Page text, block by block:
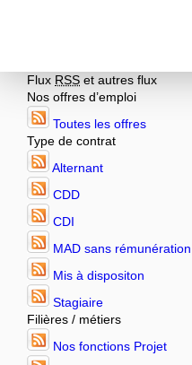
Flux RSS et autres flux
Nos offres d’emploi
Toutes les offres
Type de contrat
Alternant
CDD
CDI
MAD sans rémunération
Mis à dispositon
Stagiaire
Filières / métiers
Nos fonctions Projet